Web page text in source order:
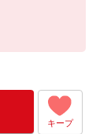
キープ